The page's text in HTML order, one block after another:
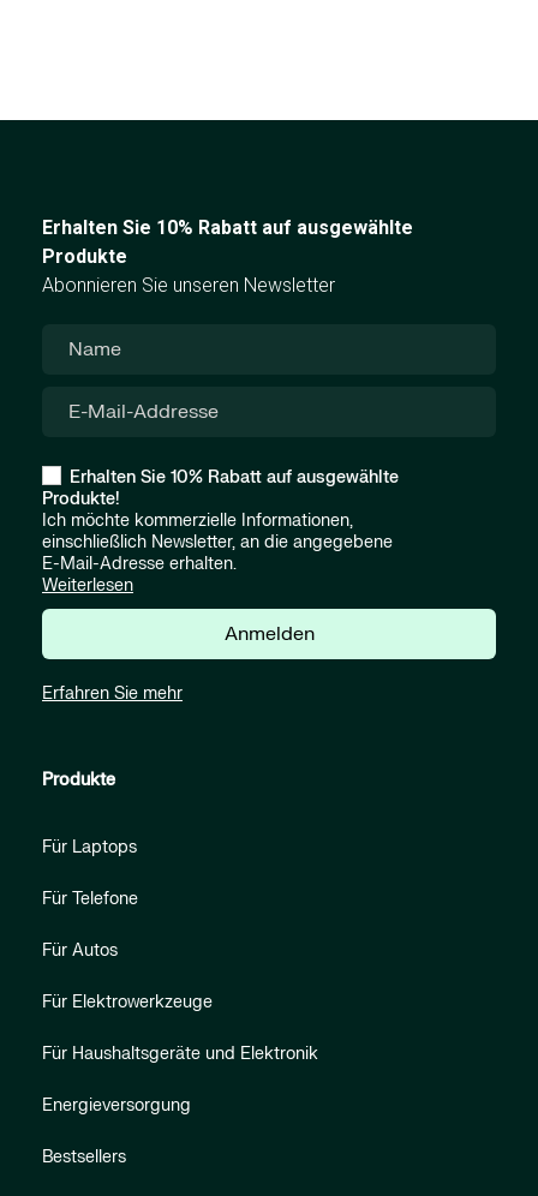
Erhalten Sie 10% Rabatt auf ausgewählte
Produkte
Abonnieren Sie unseren Newsletter
Erhalten Sie 10% Rabatt auf ausgewählte
Produkte!
Ich möchte kommerzielle Informationen,
einschließlich Newsletter, an die angegebene
E-Mail-Adresse erhalten.
Weiterlesen
Anmelden
Erfahren Sie mehr
Produkte
Für Laptops
Für Telefone
Für Autos
Für Elektrowerkzeuge
Für Haushaltsgeräte und Elektronik
Energieversorgung
Bestsellers